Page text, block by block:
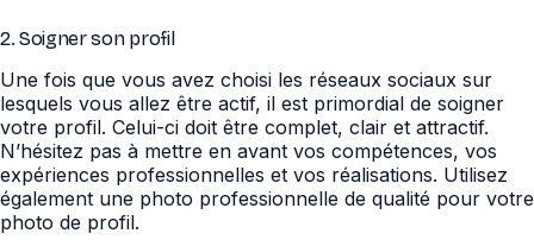
2. Soigner son profil
Une fois que vous avez choisi les réseaux sociaux sur
lesquels vous allez être actif, il est primordial de soigner
votre profil. Celui-ci doit être complet, clair et attractif.
N’hésitez pas à mettre en avant vos compétences, vos
expériences professionnelles et vos réalisations. Utilisez
également une photo professionnelle de qualité pour votre
photo de profil.